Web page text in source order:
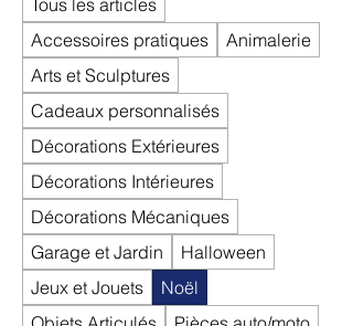
Accessoires pratiques
Animalerie
Arts et Sculptures
Cadeaux personnalisés
Décorations Extérieures
Décorations Intérieures
Décorations Mécaniques
Garage et Jardin
Halloween
Jeux et Jouets
Noël